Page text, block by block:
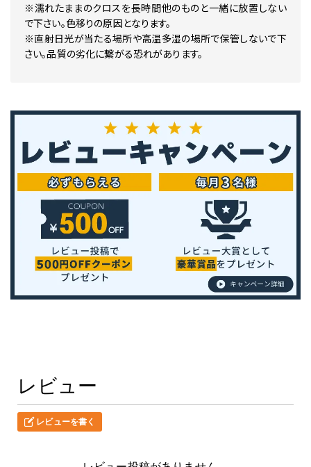
※濡れたままのクロスを長時間他のものと一緒に放置しない
で下さい。色移りの原因となります。
※直射日光が当たる場所や高温多湿の場所で保管しないで下
さい。品質の劣化に繋がる恐れがあります。
レビュー
レビューを書く